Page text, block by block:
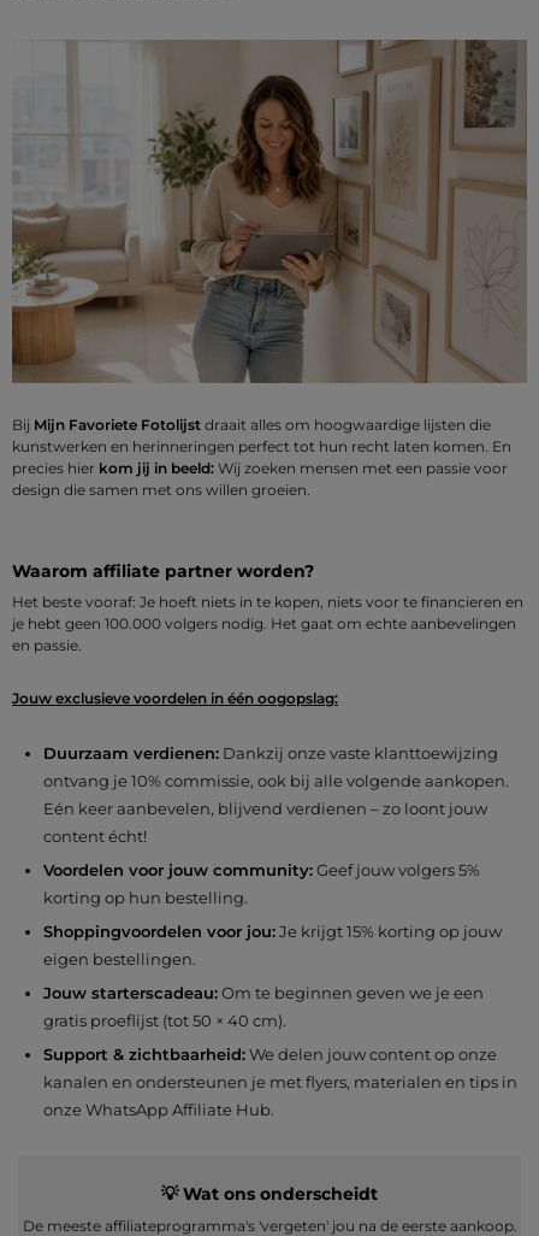
Bij Mijn Favoriete Fotolijst draait alles om hoogwaardige lijsten die
kunstwerken en herinneringen perfect tot hun recht laten komen. En
precies hier kom jij in beeld: Wij zoeken mensen met een passie voor
design die samen met ons willen groeien.
Waarom affiliate partner worden?
Het beste vooraf: Je hoeft niets in te kopen, niets voor te financieren en
je hebt geen 100.000 volgers nodig. Het gaat om echte aanbevelingen
en passie.
Jouw exclusieve voordelen in één oogopslag:
Duurzaam verdienen:Dankzij onze vaste klanttoewijzing
ontvang je 10% commissie, ook bij alle volgende aankopen.
Eén keer aanbevelen, blijvend verdienen – zo loont jouw
content écht!
Voordelen voor jouw community:Geef jouw volgers 5%
korting op hun bestelling.
Shoppingvoordelen voor jou:Je krijgt 15% korting op jouw
eigen bestellingen.
Jouw starterscadeau:Om te beginnen geven we je een
gratis proeflijst (tot 50 × 40 cm).
Support & zichtbaarheid:We delen jouw content op onze
kanalen en ondersteunen je met flyers, materialen en tips in
onze WhatsApp Affiliate Hub.
💡 Wat ons onderscheidt
De meeste affiliateprogramma's 'vergeten' jou na de eerste aankoop.